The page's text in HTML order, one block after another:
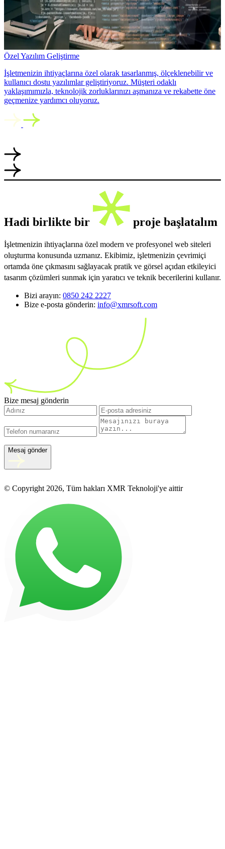
Özel Yazılım Geliştirme
İşletmenizin ihtiyaçlarına özel olarak tasarlanmış, ölçeklenebilir ve
kullanıcı dostu yazılımlar geliştiriyoruz. Müşteri odaklı
yaklaşımımızla, teknolojik zorluklarınızı aşmanıza ve rekabette öne
geçmenize yardımcı oluyoruz.
Hadi birlikte bir proje başlatalım
İşletmenizin ihtiyaçlarına özel modern ve profesyonel web siteleri
oluşturma konusunda uzmanız. Ekibimiz, işletmenizin çevrimiçi
ortamda öne çıkmasını sağlayacak pratik ve görsel açıdan etkileyici
tasarım çözümleri sunmak için yaratıcı ve teknik becerilerini kullanır.
Bizi arayın: 0850 242 2227
Bize e-posta gönderin: info@xmrsoft.com
Bize mesaj gönderin
Mesaj gönder
© Copyright 2026, Tüm hakları XMR Teknoloji'ye aittir